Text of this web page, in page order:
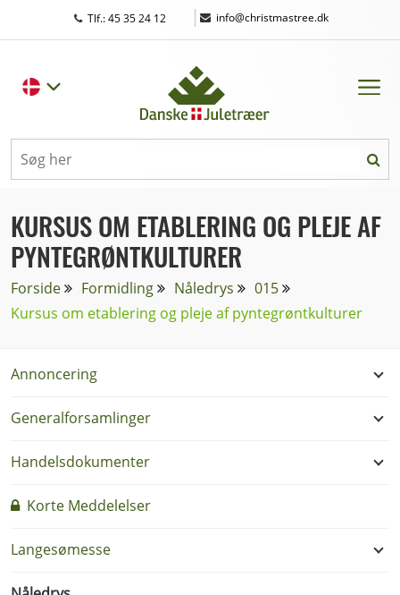
Tlf.: 45 35 24 12 | info@christmastree.dk
KURSUS OM ETABLERING OG PLEJE AF
PYNTEGRØNTKULTURER
Forside Formidling Nåledrys
015
Kursus om etablering og pleje af pyntegrøntkulturer
Annoncering
Generalforsamlinger
Handelsdokumenter
Korte Meddelelser
Langesømesse